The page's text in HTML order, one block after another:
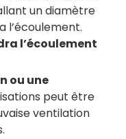
un diamètre
l’écoulement.
l’écoulement
ou une
peut être
ventilation